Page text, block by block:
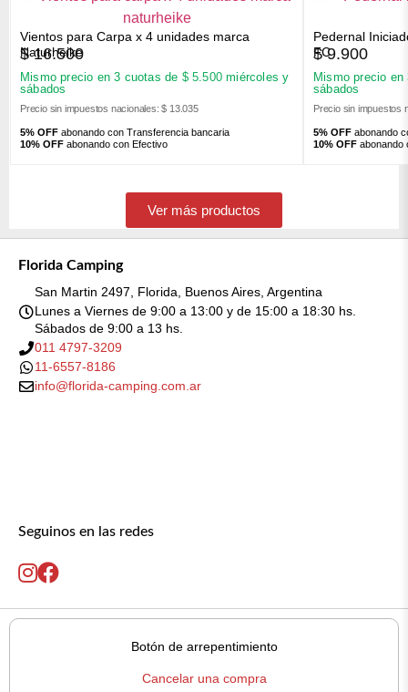
Vientos para Carpa x 4 unidades marca
Naturheike
$16.500
Mismo precio en 3 cuotas de $5.500 miércoles y
sábados
Precio sin impuestos nacionales: $ 13.035
5% OFF abonando con Transferencia bancaria
10% OFF abonando con Efectivo
Pedernal
FC
$9.900
Mismo precio
sábados
Precio sin impuestos
5% OFF abonando
10% OFF abonando
Ver más productos
Florida Camping
San Martin 2497, Florida, Buenos Aires, Argentina
Lunes a Viernes de 9:00 a 13:00 y de 15:00 a 18:30 hs.
Sábados de 9:00 a 13 hs.
011 4797-3209
11-6557-8186
info@florida-camping.com.ar
Seguinos en las redes
Botón de arrepentimiento
Cancelar una compra